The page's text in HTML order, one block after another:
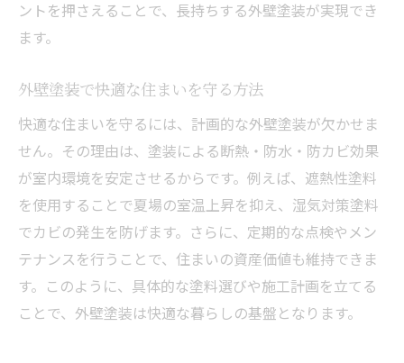
外壁塗装で末永く暮らすためのポイント
ントを押さえることで、長持ちする外壁塗装が実現でき
ます。
外壁塗装で快適な住まいを守る方法
快適な住まいを守るには、計画的な外壁塗装が欠かせま
せん。その理由は、塗装による断熱・防水・防カビ効果
が室内環境を安定させるからです。例えば、遮熱性塗料
を使用することで夏場の室温上昇を抑え、湿気対策塗料
でカビの発生を防げます。さらに、定期的な点検やメン
テナンスを行うことで、住まいの資産価値も維持できま
す。このように、具体的な塗料選びや施工計画を立てる
ことで、外壁塗装は快適な暮らしの基盤となります。